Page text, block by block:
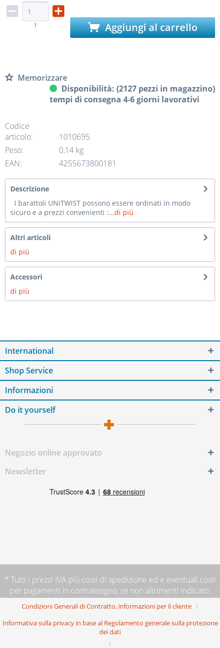
1 Aggiungi al carrello
Memorizzare
Disponibilità: (2127 pezzi in magazzino)
tempi di consegna 4-6 giorni lavorativi
Codice
articolo:
1010695
Peso:
0,14 kg
EAN:
4255673800181
Descrizione
I barattoli UNiTWIST possono essere ordinati in modo
sicuro e a prezzi convenienti :...di più
Altri articoli
di più
Accessori
di più
International
Shop Service
Informazioni
Do it yourself
Negozio online approvato
Newsletter
* Tutti i prezzi IVA più costi di spedizione ed e eventuali costi
per pagamenti in contrassegno, se non altrimenti indicato.
Condizioni Generali di Contratto, informazioni per il cliente
Informativa sulla privacy in base al Regolamento generale sulla protezione
dei dati